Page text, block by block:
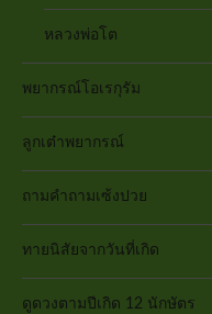
หลวงพ่อโต
พยากรณ์โอเรกุรัม
ลูกเต๋าพยากรณ์
ถามคำถามเซ้งปวย
ทายนิสัยจากวันที่เกิด
ดูดวงตามปีเกิด 12 นักษัตร